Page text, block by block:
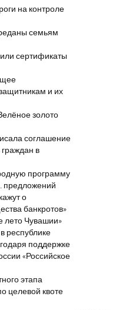
на контроле
семьям
сертификаты
и их
золото
соглашение
в
программу
предложений
о
банкротов»
лето Чувашии»
республике
поддержке
«Российское
этапа
целевой квоте